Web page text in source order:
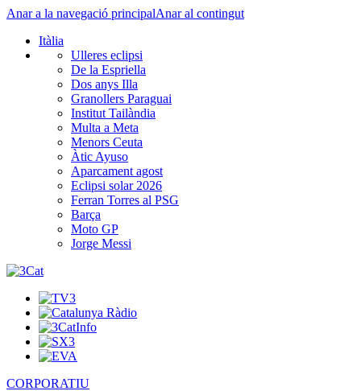
Anar a la navegació principalAnar al contingut
Itàlia
Ulleres eclipsi
De la Espriella
Dos anys Illa
Granollers Paraguai
Institut Tailàndia
Multa a Meta
Menors Ceuta
Àtic Ayuso
Aparcament agost
Eclipsi solar 2026
Ferran Torres al PSG
Barça
Moto GP
Jorge Messi
CORPORATIU